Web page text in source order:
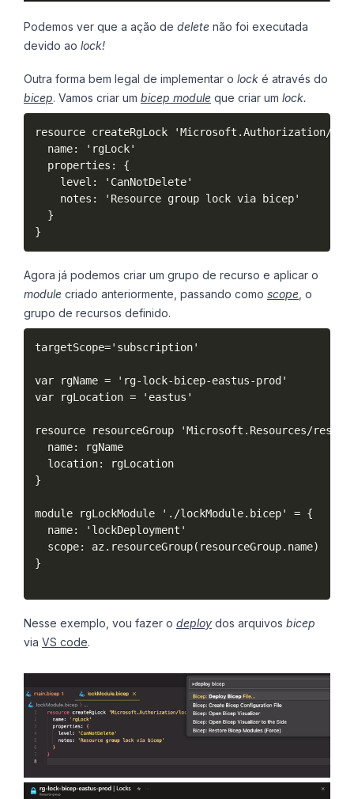
Podemos ver que a ação de delete não foi executada
devido ao lock!
Outra forma bem legal de implementar o lock é através do
bicep. Vamos criar um bicep module que criar um lock.
resource createRgLock 'Microsoft.Authorization/
  name: 'rgLock'
  properties: {
    level: 'CanNotDelete'
    notes: 'Resource group lock via bicep'
  }
}
Agora já podemos criar um grupo de recurso e aplicar o
module criado anteriormente, passando como scope , o
grupo de recursos definido.
targetScope='subscription'
var rgName = 'rg-lock-bicep-eastus-prod'
var rgLocation = 'eastus'
resource resourceGroup 'Microsoft.Resources/
  name: rgName
  location: rgLocation
}
module rgLockModule './lockModule.bicep' = {
  name: 'lockDeployment'
  scope: az.resourceGroup(resourceGroup.name)
}
Nesse exemplo, vou fazer o deploy dos arquivos bicep
via VS code.